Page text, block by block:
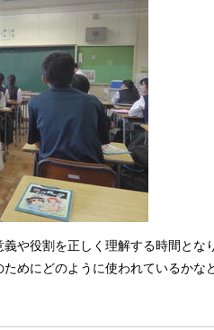
や役割を正しく理解する時間とな
めにどのように使われているかな